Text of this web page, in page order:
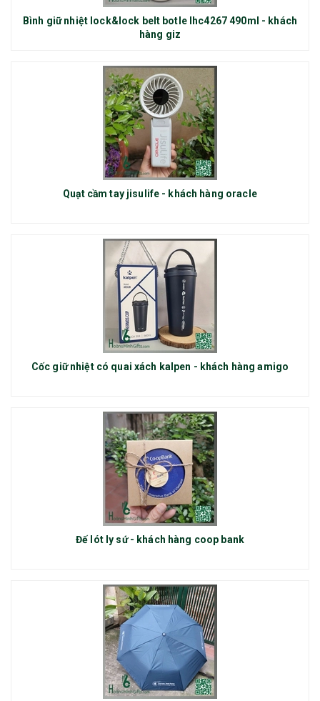
Bình giữ nhiệt lock&lock belt botle lhc4267 490ml - khách
hàng giz
Quạt cầm tay jisulife - khách hàng oracle
Cốc giữ nhiệt có quai xách kalpen - khách hàng amigo
Đế lót ly sứ - khách hàng coop bank